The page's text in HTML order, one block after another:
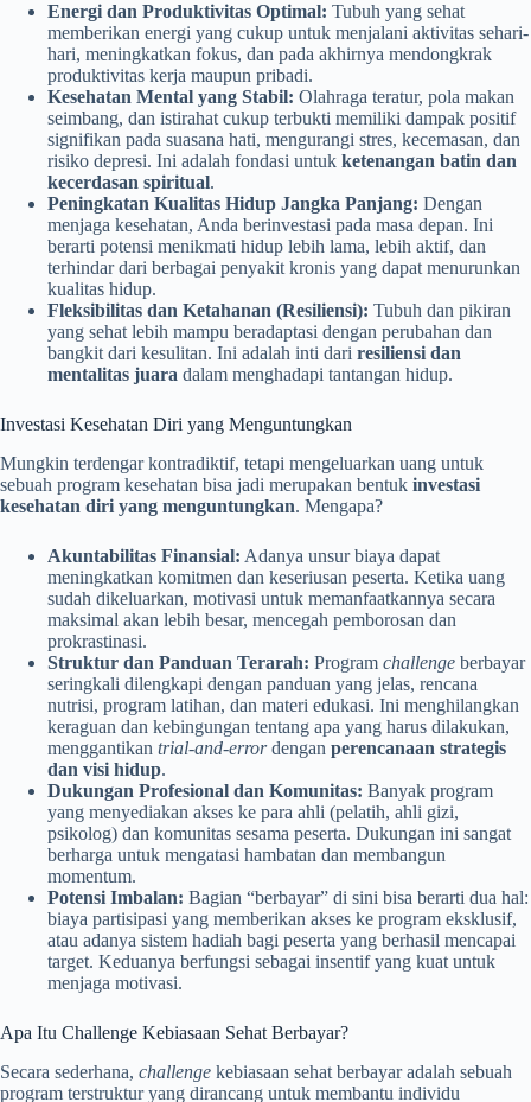
Energi dan Produktivitas Optimal: Tubuh yang sehat
memberikan energi yang cukup untuk menjalani aktivitas sehari-
hari, meningkatkan fokus, dan pada akhirnya mendongkrak
produktivitas kerja maupun pribadi.
Kesehatan Mental yang Stabil: Olahraga teratur, pola makan
seimbang, dan istirahat cukup terbukti memiliki dampak positif
signifikan pada suasana hati, mengurangi stres, kecemasan, dan
risiko depresi. Ini adalah fondasi untuk ketenangan batin dan
kecerdasan spiritual.
Peningkatan Kualitas Hidup Jangka Panjang: Dengan
menjaga kesehatan, Anda berinvestasi pada masa depan. Ini
berarti potensi menikmati hidup lebih lama, lebih aktif, dan
terhindar dari berbagai penyakit kronis yang dapat menurunkan
kualitas hidup.
Fleksibilitas dan Ketahanan (Resiliensi): Tubuh dan pikiran
yang sehat lebih mampu beradaptasi dengan perubahan dan
bangkit dari kesulitan. Ini adalah inti dari resiliensi dan
mentalitas juara dalam menghadapi tantangan hidup.
Investasi Kesehatan Diri yang Menguntungkan
Mungkin terdengar kontradiktif, tetapi mengeluarkan uang untuk
sebuah program kesehatan bisa jadi merupakan bentuk investasi
kesehatan diri yang menguntungkan. Mengapa?
Akuntabilitas Finansial: Adanya unsur biaya dapat
meningkatkan komitmen dan keseriusan peserta. Ketika uang
sudah dikeluarkan, motivasi untuk memanfaatkannya secara
maksimal akan lebih besar, mencegah pemborosan dan
prokrastinasi.
Struktur dan Panduan Terarah: Program challenge berbayar
seringkali dilengkapi dengan panduan yang jelas, rencana
nutrisi, program latihan, dan materi edukasi. Ini menghilangkan
keraguan dan kebingungan tentang apa yang harus dilakukan,
menggantikan trial-and-errordengan perencanaan strategis
dan visi hidup.
Dukungan Profesional dan Komunitas: Banyak program
yang menyediakan akses ke para ahli (pelatih, ahli gizi,
psikolog) dan komunitas sesama peserta. Dukungan ini sangat
berharga untuk mengatasi hambatan dan membangun
momentum.
Potensi Imbalan: Bagian “berbayar” di sini bisa berarti dua hal:
biaya partisipasi yang memberikan akses ke program eksklusif,
atau adanya sistem hadiah bagi peserta yang berhasil mencapai
target. Keduanya berfungsi sebagai insentif yang kuat untuk
menjaga motivasi.
Apa Itu Challenge Kebiasaan Sehat Berbayar?
Secara sederhana, challenge kebiasaan sehat berbayar adalah sebuah
program terstruktur yang dirancang untuk membantu individu